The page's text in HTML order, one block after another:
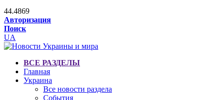
44.4869
Авторизация
Поиск
UA
ВСЕ РАЗДЕЛЫ
Главная
Украина
Все новости раздела
События